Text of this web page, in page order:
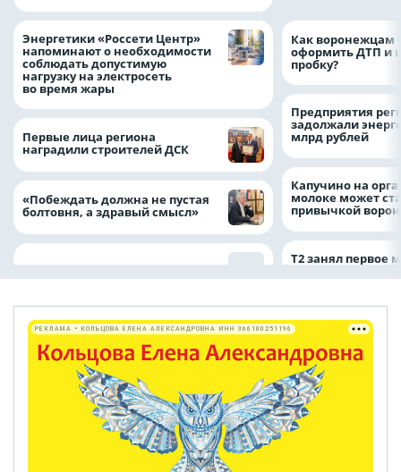
Энергетики «Россети Центр»
напоминают о необходимости
соблюдать допустимую
нагрузку на электросеть
во время жары
Первые лица региона
наградили строителей ДСК
«Побеждать должна не пустая
болтовня, а здравый смысл»
Как воронежцам
оформить ДТП и
пробку?
Предприятия
задолжали
млрд рублей
Капучино на
молоке может
привычкой
Т2 занял первое
РЕКЛАМА • КОЛЬЦОВА ЕЛЕНА АЛЕКСАНДРОВНА ИНН 366100251196